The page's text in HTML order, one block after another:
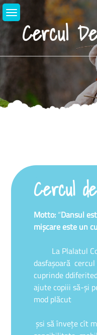
Cercul
Cercul
Motto: “Dansul
mişcare este un
La Plalatul
dasfaşoară
cuprinde
ajute copiii să-şi
mod plăcut
şsi să înveţe cît